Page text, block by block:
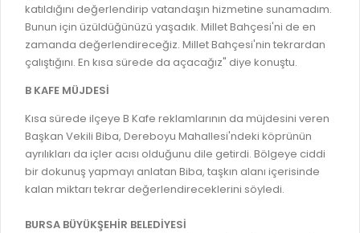
katıldığını değerlendirip vatandaşın hizmetine sunamadım.
Bunun için üzüldüğünüzü yaşadık. Millet Bahçesi'ni de en
zamanda değerlendireceğiz. Millet Bahçesi'nin tekrardan
çalıştığını. En kısa sürede da açacağız" diye konuştu.
B KAFE MÜJDESİ
Kısa sürede ilçeye B Kafe reklamlarının da müjdesini veren
Başkan Vekili Biba, Dereboyu Mahallesi'ndeki köprünün
ayrılıkları da içler acısı olduğunu dile getirdi. Bölgeye ciddi
bir dokunuş yapmayı anlatan Biba, taşkın alanı içerisinde
kalan miktarı tekrar değerlendireceklerini söyledi.
BURSA BÜYÜKŞEHİR BELEDİYESİ